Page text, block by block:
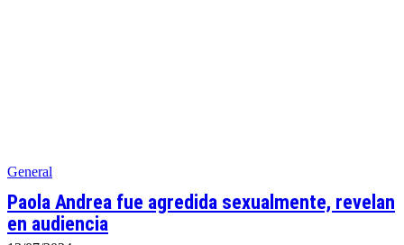
General
Paola Andrea fue agredida sexualmente, revelan
en audiencia